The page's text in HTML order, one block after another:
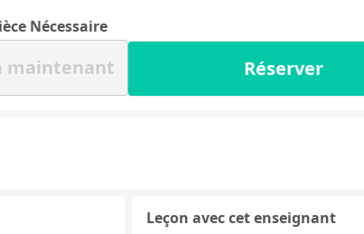
Nécessaire
maintenant Réserver
Leçon avec cet enseignant